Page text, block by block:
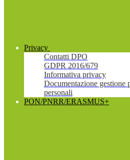
Privacy
Contatti DPO
GDPR 2016/679
Informativa privacy
Documentazione gestione
personali
PON/PNRR/ERASMUS+